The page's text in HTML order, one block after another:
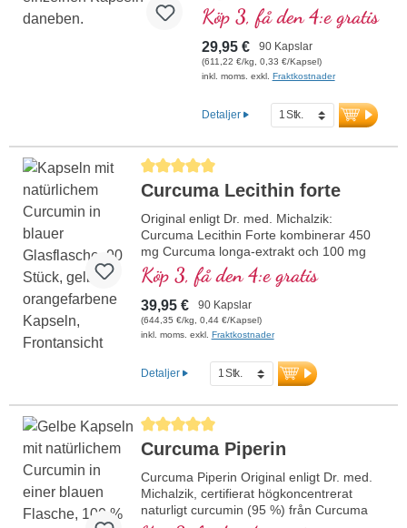
Curcuma enligt Dr. med.
Michalzik innehåller 440 mg
Curcuma longa-extrakt per
dagsdos (1 kapsel), varav 418
mg curcuminoider. Detta
från tillsatser och tillverkas i
Tyskland. Förseglingen är
Curcuma
Köp 3, få den 4:e gratis
29,95 € 90 Kapslar
(611,22 €/kg, 0,33 €/Kapsel)
inkl. moms. exkl. Fraktkostnader
Detaljer
Genomsnittligt betyg på 5 av 5 stjärnor
Curcuma Lecithin forte
Original enligt Dr. med. Michalzik:
Curcuma Lecithin Forte kombinerar 450
mg Curcuma longa-extrakt och 100 mg
fosfolipider per dagsdos (1 kapsel). Det
högkvalitativa curcumaextraktet är
standardiserat till 95 % curcuminoider och
kompletteras med fosfolipider för att
optimera biotillgängligheten. Förseglingen
mer information om Curcuma
Lecithin Forte
Köp 3, få den 4:e gratis
39,95 € 90 Kapslar
(644,35 €/kg, 0,44 €/Kapsel)
inkl. moms. exkl. Fraktkostnader
Detaljer
Genomsnittligt betyg på 5 av 5 stjärnor
Curcuma Piperin
Curcuma Piperin Original enligt Dr. med.
Michalzik, certifierat högkoncentrerat
naturligt curcumin (95 %) från Curcuma